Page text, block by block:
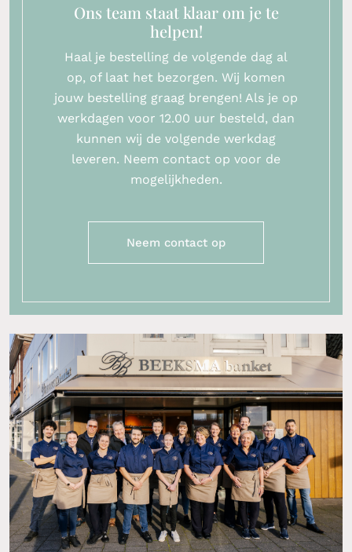
Ons team staat klaar om je te
helpen!
Haal je bestelling de volgende dag al
op, of laat het bezorgen. Wij komen
jouw bestelling graag brengen! Als je op
werkdagen voor 12.00 uur besteld, dan
kunnen wij de volgende werkdag
leveren. Neem contact op voor de
mogelijkheden.
Neem contact op